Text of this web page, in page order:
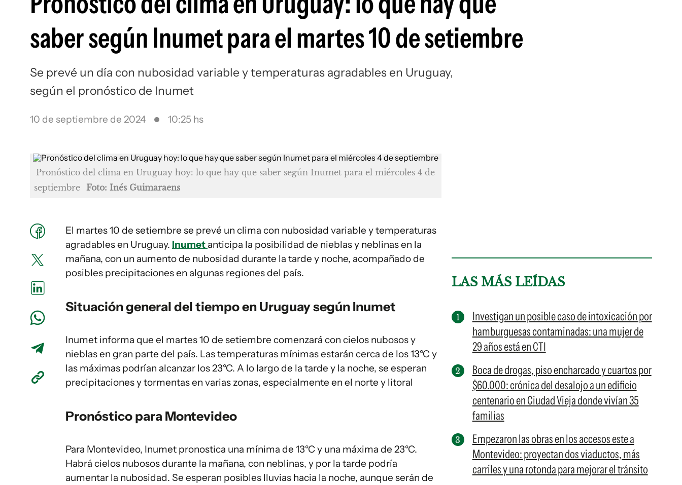
saber según Inumet para el martes 10 de setiembre
Se prevé un día con nubosidad variable y temperaturas agradables en Uruguay,
según el pronóstico de Inumet
10 de septiembre de 2024 10:25 hs
Pronóstico del clima en Uruguay hoy: lo que hay que saber según Inumet para el miércoles 4 de
septiembre Foto: Inés Guimaraens
El martes 10 de setiembre se prevé un clima con nubosidad variable y temperaturas
agradables en Uruguay. Inumet anticipa la posibilidad de nieblas y neblinas en la
mañana, con un aumento de nubosidad durante la tarde y noche, acompañado de
posibles precipitaciones en algunas regiones del país.
Situación general del tiempo en Uruguay según Inumet
Inumet informa que el martes 10 de setiembre comenzará con cielos nubosos y
nieblas en gran parte del país. Las temperaturas mínimas estarán cerca de los 13°C y
las máximas podrían alcanzar los 23°C. A lo largo de la tarde y la noche, se esperan
precipitaciones y tormentas en varias zonas, especialmente en el norte y litoral
Pronóstico para Montevideo
Para Montevideo, Inumet pronostica una mínima de 13°C y una máxima de 23°C.
Habrá cielos nubosos durante la mañana, con neblinas, y por la tarde podría
aumentar la nubosidad. Se esperan posibles lluvias hacia la noche, aunque serán de
LAS MÁS LEÍDAS
Investigan un posible caso de intoxicación por
hamburguesas contaminadas: una mujer de
29 años está en CTI
Boca de drogas, piso encharcado y cuartos por
$60.000: crónica del desalojo a un edificio
centenario en Ciudad Vieja donde vivían 35
familias
Empezaron las obras en los accesos este a
Montevideo: proyectan dos viaductos, más
carriles y una rotonda para mejorar el tránsito